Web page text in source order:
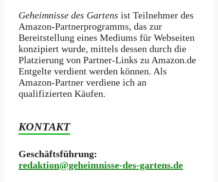
Geheimnisse des Gartens ist Teilnehmer des
Amazon-Partnerprogramms, das zur
Bereitstellung eines Mediums für Webseiten
konzipiert wurde, mittels dessen durch die
Platzierung von Partner-Links zu Amazon.de
Entgelte verdient werden können. Als
Amazon-Partner verdiene ich an
qualifizierten Käufen.
KONTAKT
Geschäftsführung:
redaktion@geheimnisse-des-gartens.de